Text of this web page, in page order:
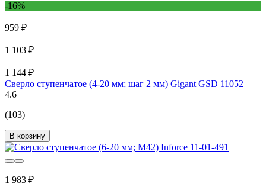
-16%
959 ₽
1 103 ₽
1 144 ₽
Сверло ступенчатое (4-20 мм; шаг 2 мм) Gigant GSD 11052
4.6
(103)
В корзину
1 983 ₽